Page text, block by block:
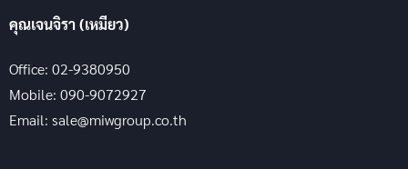
คุณเจนจิรา (เหมียว)
Office: 02-9380950
Mobile: 090-9072927
Email: sale@miwgroup.co.th